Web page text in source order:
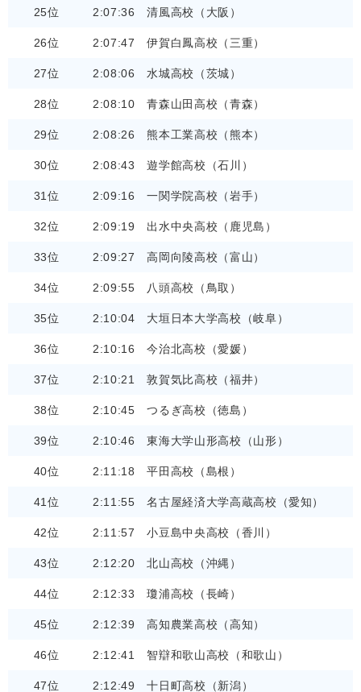
25位 2:07:36 清風高校（大阪）
26位 2:07:47 伊賀白鳳高校（三重）
27位 2:08:06 水城高校（茨城）
28位 2:08:10 青森山田高校（青森）
29位 2:08:26 熊本工業高校（熊本）
30位 2:08:43 遊学館高校（石川）
31位 2:09:16 一関学院高校（岩手）
32位 2:09:19 出水中央高校（鹿児島）
33位 2:09:27 高岡向陵高校（富山）
34位 2:09:55 八頭高校（鳥取）
35位 2:10:04 大垣日本大学高校（岐阜）
36位 2:10:16 今治北高校（愛媛）
37位 2:10:21 敦賀気比高校（福井）
38位 2:10:45 つるぎ高校（徳島）
39位 2:10:46 東海大学山形高校（山形）
40位 2:11:18 平田高校（島根）
41位 2:11:55 名古屋経済大学高蔵高校（愛知）
42位 2:11:57 小豆島中央高校（香川）
43位 2:12:20 北山高校（沖縄）
44位 2:12:33 瓊浦高校（長崎）
45位 2:12:39 高知農業高校（高知）
46位 2:12:41 智辯和歌山高校（和歌山）
47位 2:12:49 十日町高校（新潟）